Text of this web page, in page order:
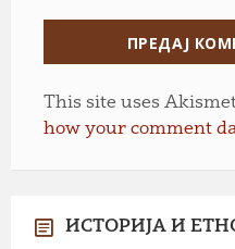
This site uses
how your comment
ИСТОРИЈА И